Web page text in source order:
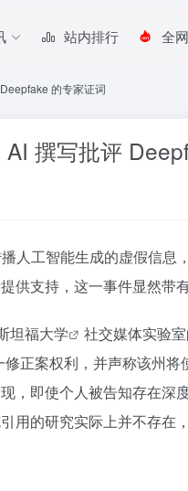
站内排行 全
的专家证词
撰写批评
人工智能生成的虚假信息
供支持，这一事件显然带
坦福大学
社交媒体实验
正案权利，并声称该州
，即使个人被告知存在
用的研究实际上并不存在